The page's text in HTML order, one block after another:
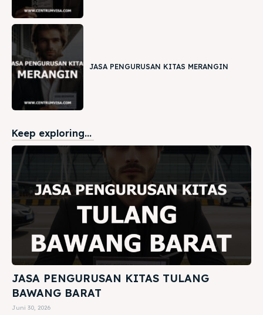
JASA PENGURUSAN KITAS MERANGIN
Keep exploring...
JASA PENGURUSAN KITAS TULANG
BAWANG BARAT
Juni 30, 2026